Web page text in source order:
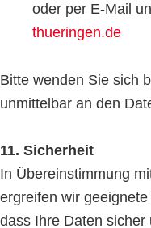
oder per E-Mail
thueringen.de
Bitte wenden Sie sich
unmittelbar an den
11. Sicherheit
In Übereinstimmung
ergreifen wir
dass Ihre Daten